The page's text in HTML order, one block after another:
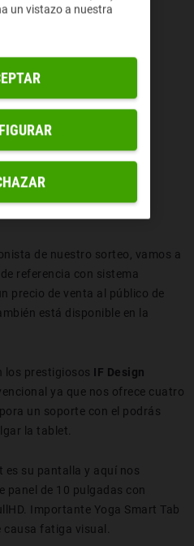
de nuestro sorteo, vamos a
referencia con sistema
precio de venta al público de
está disponible en la
los prestigiosos IF Design
ya que nos ofrece cuatro
un soporte con el podrás
la tablet.
es su pantalla y aquí nos
panel de 10 pulgadas con
Importante Yoga Smart Tab
causa fatiga visual.
un vistazo a nuestra